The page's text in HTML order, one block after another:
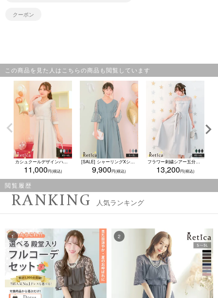
クーポン
この商品を見た人はこちらの商品も閲覧しています
カシュクールデザインハイウエスト切り替え花柄レース半袖パーティードレス(XSサイズ～4Lサイズ)
11,000
[SALE] シャーリングXシルエットレースベルスリーブパーティードレス(Sサイズ～2Lサイズ)
9,900
フラワー刺繍シアー五分袖ビスチェ風ミモレ丈パーティードレス(XSサイズ～4Lサイズ)
13,200
閲覧履歴
RANKING 人気ランキング